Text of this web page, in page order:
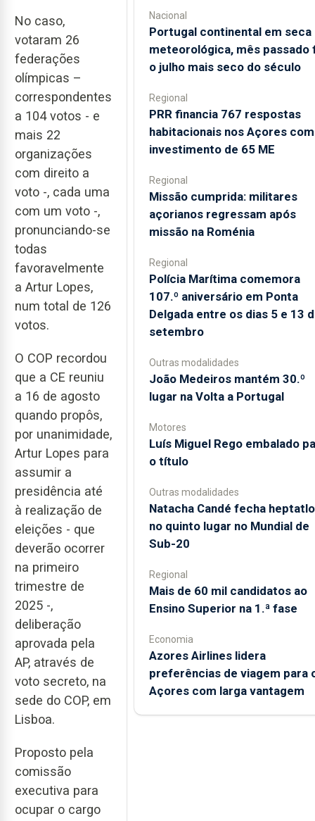
No caso,
votaram 26
federações
olímpicas –
correspondentes
a 104 votos - e
mais 22
organizações
com direito a
voto -, cada uma
com um voto -,
pronunciando-se
todas
favoravelmente
a Artur Lopes,
num total de 126
votos.
O COP recordou
que a CE reuniu
a 16 de agosto
quando propôs,
por unanimidade,
Artur Lopes para
assumir a
presidência até
à realização de
eleições - que
deverão ocorrer
na primeiro
trimestre de
2025 -,
deliberação
aprovada pela
AP, através de
voto secreto, na
sede do COP, em
Lisboa.
Proposto pela
comissão
executiva para
ocupar o cargo
Nacional
Portugal continental em seca
meteorológica, mês passado
o julho mais seco do século
Regional
PRR financia 767 respostas
habitacionais nos Açores com
investimento de 65 ME
Regional
Missão cumprida: militares
açorianos regressam após
missão na Roménia
Regional
Polícia Marítima comemora
107.º aniversário em Ponta
Delgada entre os dias 5 e 13
setembro
Outras modalidades
João Medeiros mantém 30.º
lugar na Volta a Portugal
Motores
Luís Miguel Rego embalado
o título
Outras modalidades
Natacha Candé fecha heptatlo
no quinto lugar no Mundial de
Sub-20
Regional
Mais de 60 mil candidatos ao
Ensino Superior na 1.ª fase
Economia
Azores Airlines lidera
preferências de viagem para
Açores com larga vantagem